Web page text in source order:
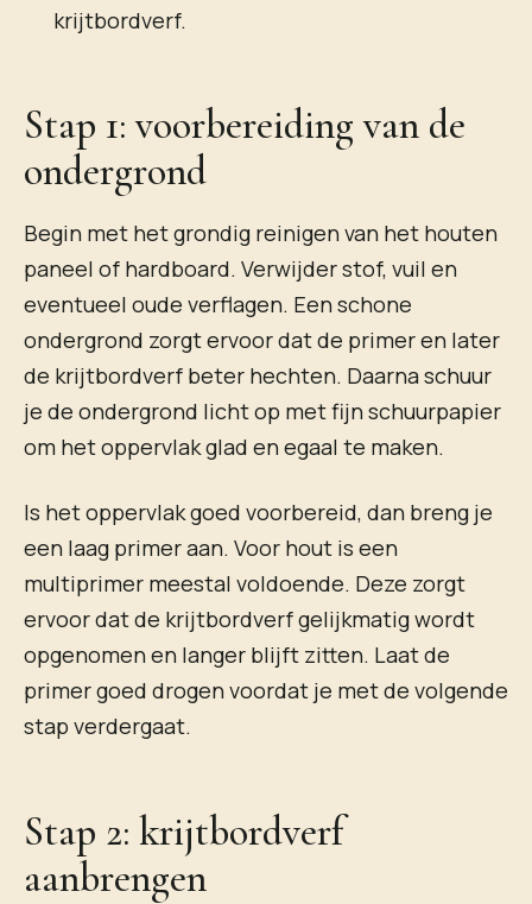
krijtbordverf.
Stap 1: voorbereiding van de
ondergrond
Begin met het grondig reinigen van het houten
paneel of hardboard. Verwijder stof, vuil en
eventueel oude verflagen. Een schone
ondergrond zorgt ervoor dat de primer en later
de krijtbordverf beter hechten. Daarna schuur
je de ondergrond licht op met fijn schuurpapier
om het oppervlak glad en egaal te maken.
Is het oppervlak goed voorbereid, dan breng je
een laag primer aan. Voor hout is een
multiprimer meestal voldoende. Deze zorgt
ervoor dat de krijtbordverf gelijkmatig wordt
opgenomen en langer blijft zitten. Laat de
primer goed drogen voordat je met de volgende
stap verdergaat.
Stap 2: krijtbordverf
aanbrengen